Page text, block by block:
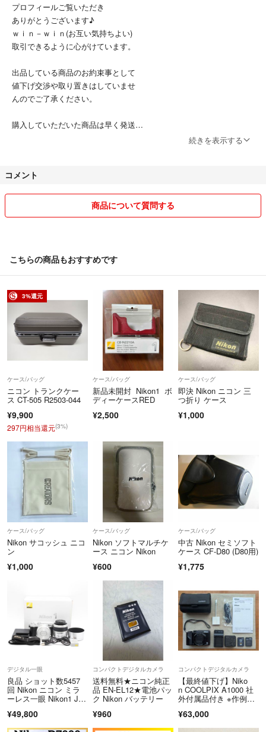
プロフィールご覧いただき
ありがとうございます♪
ｗｉｎ－ｗｉｎ(お互い気持ちよい)
取引できるように心がけています。
出品している商品のお約束事として
値下げ交渉や取り置きはしていませ
んのでご了承ください。
購入していただいた商品は早く発送
コメントの返信は遅れる場合があり
※他にも出品しておりますのでご覧
続きを表示する
コメント
商品について質問する
こちらの商品もおすすめです
3%還元
ケース/バッグ
ニコン トランクケー
ス CT-505 R2503-044
¥9,900
297円相当還元(3%)
ケース/バッグ
新品未開封 Nikon1 ボ
ディーケースRED
¥2,500
ケース/バッグ
即決 Nikon ニコン 三
つ折り ケース
¥1,000
ケース/バッグ
Nikon サコッシュ ニコ
ン
¥1,000
ケース/バッグ
Nikon ソフトマルチケ
ース ニコン Nikon
¥600
ケース/バッグ
中古 Nikon セミソフト
ケース CF-D80 (D80用)
¥1,775
デジタル一眼
良品 ショット数5457
回 Nikon ニコン ミラ
ーレス一眼 Nikon1 J
ムレンズキット
¥49,800
コンパクトデジタルカメラ
送料無料★ニコン純正
品 EN-EL12★電池パッ
ク Nikon バッテリー
¥960
コンパクトデジタルカメラ
【最終値下げ】Niko
n COOLPIX A1000 社
外付属品付き ※作例あ
¥63,000